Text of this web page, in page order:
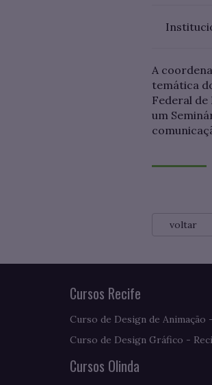
A
temática
Federal
um
voltar
Cursos Recife
Curso de Design de Animação
Curso de Design Gráfico -
Cursos Olinda